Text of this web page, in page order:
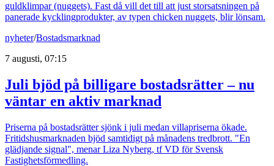
guldklimpar (nuggets). Fast då vill det till att just storsatsningen på
panerade kycklingprodukter, av typen chicken nuggets, blir lönsam.
nyheter/Bostadsmarknad
7 augusti, 07:15
Juli bjöd på billigare bostadsrätter – nu
väntar en aktiv marknad
Priserna på bostadsrätter sjönk i juli medan villapriserna ökade.
Fritidshusmarknaden bjöd samtidigt på månadens tredbrott. "En
glädjande signal", menar Liza Nyberg, tf VD för Svensk
Fastighetsförmedling.